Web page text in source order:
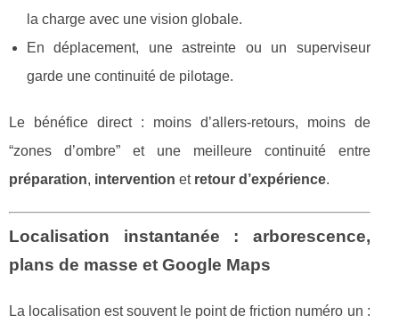
la charge avec une vision globale.
En déplacement, une astreinte ou un superviseur
garde une continuité de pilotage.
Le bénéfice direct : moins d’allers-retours, moins de
“zones d’ombre” et une meilleure continuité entre
préparation, intervention et retour d’expérience.
Localisation instantanée : arborescence,
plans de masse et Google Maps
La localisation est souvent le point de friction numéro un :